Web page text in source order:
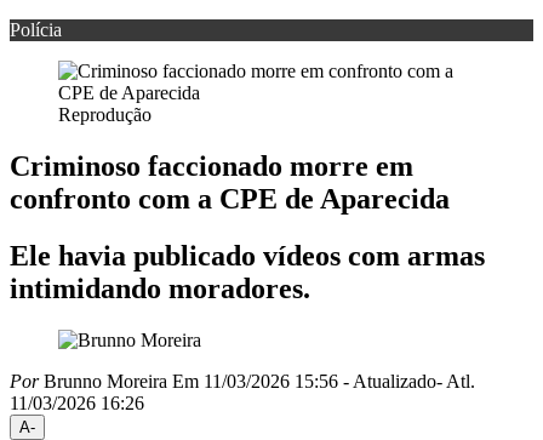
Polícia
Reprodução
Criminoso faccionado morre em
confronto com a CPE de Aparecida
Ele havia publicado vídeos com armas
intimidando moradores.
PorBrunno Moreira Em 11/03/2026 15:56 - Atualizado- Atl.
11/03/2026 16:26
A-